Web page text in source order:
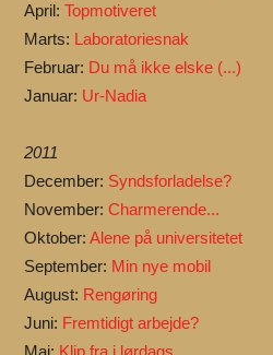
April:Topmotiveret
Marts: Laboratoriesnak
Februar: Du må ikke elske (...)
Januar: Ur-Nadia
2011
December: Syndsforladelse?
November:Charmerende...
Oktober:Alene på universitetet
September: Min nye mobil
August: Rengøring
Juni: Fremtidigt arbejde?